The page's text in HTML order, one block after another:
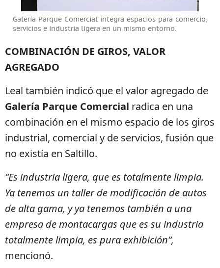
Galería Parque Comercial integra espacios para comercio,
servicios e industria ligera en un mismo entorno.
COMBINACIÓN DE GIROS, VALOR
AGREGADO
Leal también indicó que el valor agregado de
Galería Parque Comercial radica en una
combinación en el mismo espacio de los giros
industrial, comercial y de servicios, fusión que
no existía en Saltillo.
“Es industria ligera, que es totalmente limpia.
Ya tenemos un taller de modificación de autos
de alta gama, y ya tenemos también a una
empresa de montacargas que es su industria
totalmente limpia, es pura exhibición”,
mencionó.